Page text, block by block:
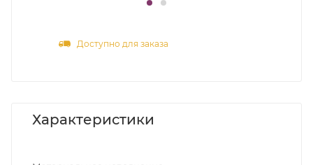
Доступно для заказа
Характеристики